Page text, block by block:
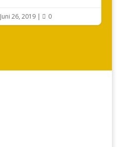
Juni 26, 2019|  0